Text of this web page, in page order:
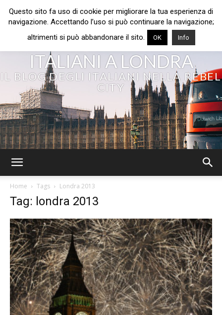
ITALIANI A LONDRA
IL BLOG DEGLI ITALIANI NELLA REBEL
CITY
Home Tags Londra 2013
Tag: londra 2013
Questo sito fa uso di cookie per migliorare la tua esperienza di
navigazione. Accettando l’uso si può continuare la navigazione;
altrimenti si può abbandonare il sito.
OK Info